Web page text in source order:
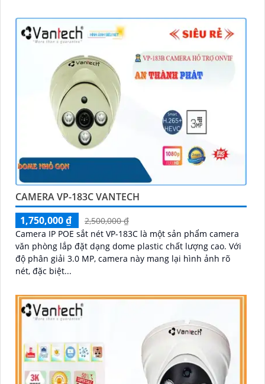
CAMERA VP-183C VANTECH
1,750,000 ₫
2,500,000 ₫
Camera IP POE sắt nét VP-183C là một sản phẩm camera
văn phòng lắp đặt dạng dome plastic chất lượng cao. Với
độ phân giải 3.0 MP, camera này mang lại hình ảnh rõ
nét, đặc biệt...